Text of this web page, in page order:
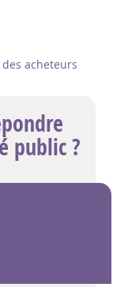
acheteurs
public ?